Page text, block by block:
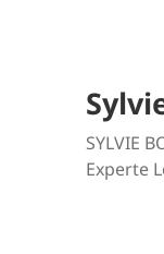
SYLVIE
Experte